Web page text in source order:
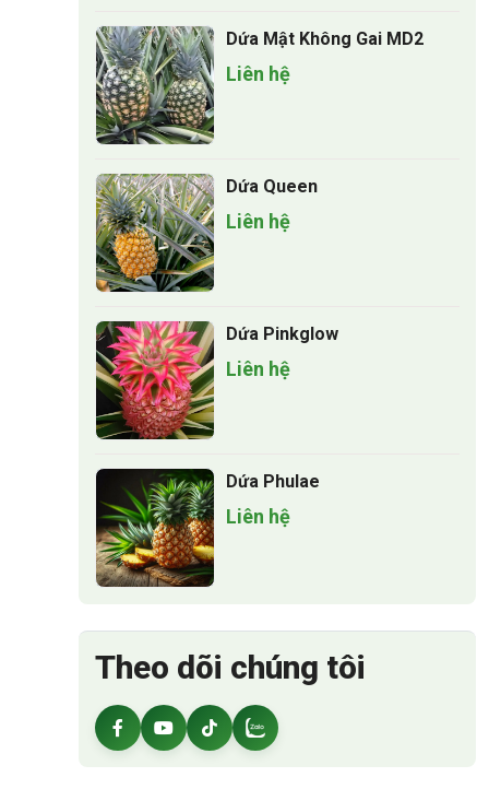
Dứa Mật Không Gai MD2
Liên hệ
Dứa Queen
Liên hệ
Dứa Pinkglow
Liên hệ
Dứa Phulae
Liên hệ
Theo dõi chúng tôi